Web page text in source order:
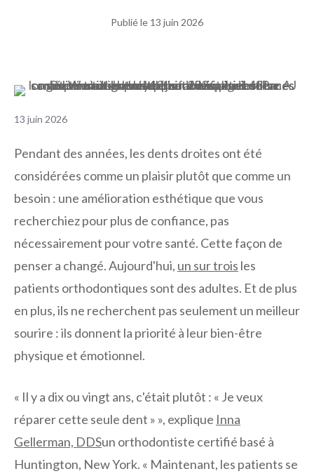
Publié le 13 juin 2026
13 juin 2026
Pendant des années, les dents droites ont été
considérées comme un plaisir plutôt que comme un
besoin : une amélioration esthétique que vous
recherchiez pour plus de confiance, pas
nécessairement pour votre santé. Cette façon de
penser a changé. Aujourd'hui, un sur trois les
patients orthodontiques sont des adultes. Et de plus
en plus, ils ne recherchent pas seulement un meilleur
sourire : ils donnent la priorité à leur bien-être
physique et émotionnel.
« Il y a dix ou vingt ans, c'était plutôt : « Je veux
réparer cette seule dent » », explique Inna
Gellerman, DDSun orthodontiste certifié basé à
Huntington, New York. « Maintenant, les patients se